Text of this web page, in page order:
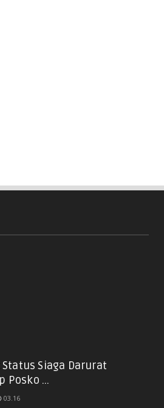
Siaga Darurat
Posko ...
03.16